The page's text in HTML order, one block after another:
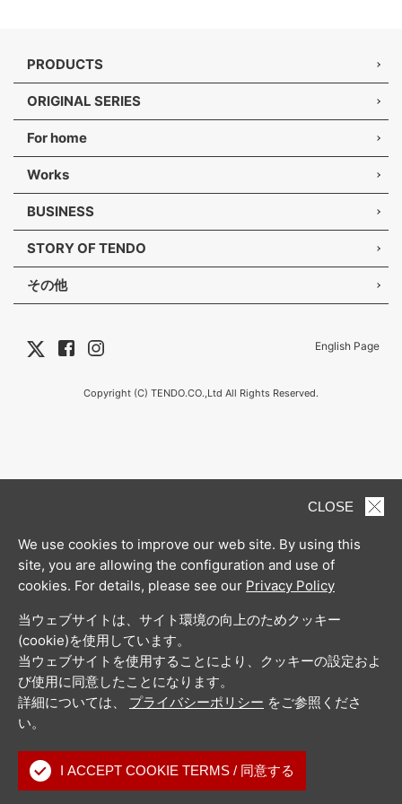
PRODUCTS
ORIGINAL SERIES
For home
Works
BUSINESS
STORY OF TENDO
その他
English Page
Copyright (C) TENDO.CO.,Ltd All Rights Reserved.
CLOSE
We use cookies to improve our web site. By using this
site, you are allowing the configuration and use of
cookies. For details, please see our Privacy Policy
当ウェブサイトは、サイト環境の向上のためクッキー
(cookie)を使用しています。
当ウェブサイトを使用することにより、クッキーの設定およ
び使用に同意したことになります。
詳細については、 プライバシーポリシー をご参照くださ
い。
I ACCEPT COOKIE TERMS / 同意する